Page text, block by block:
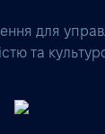
для
та